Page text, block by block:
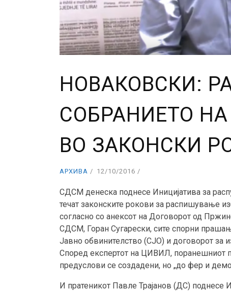
НОВАКОВСКИ:
СОБРАНИЕТО
ВО ЗАКОНСКИ
АРХИВА 12/10/2016
СДСМ денеска поднесе Иницијатива за
течат законските рокови за распишување
согласно со анексот на Договорот од
СДСМ, Горан Сугарески, сите спорни
Јавно обвинителство (СЈО) и договорот
Според експертот на ЦИВИЛ, поранешниот
предуслови се создадени, но „до фер и
И пратеникот Павле Трајанов (ДС) поднесе